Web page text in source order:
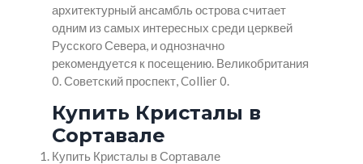
архитектурный ансамбль острова считает
одним из самых интересных среди церквей
Русского Севера, и однозначно
рекомендуется к посещению. Великобритания
0. Советский проспект, Collier 0.
Купить Кристалы в
Сортавале
Купить Кристалы в Сортавале